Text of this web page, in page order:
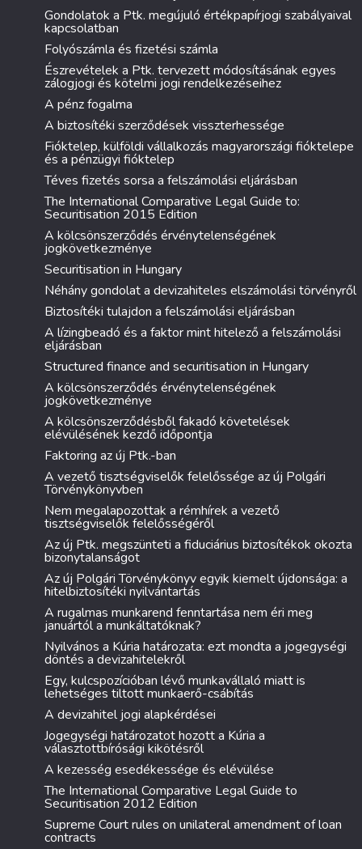
Gondolatok a Ptk. megújuló értékpapírjogi szabályaival
kapcsolatban
Folyószámla és fizetési számla
Észrevételek a Ptk. tervezett módosításának egyes
zálogjogi és kötelmi jogi rendelkezéseihez
A pénz fogalma
A biztosítéki szerződések visszterhessége
Fióktelep, külföldi vállalkozás magyarországi fióktelepe
és a pénzügyi fióktelep
Téves fizetés sorsa a felszámolási eljárásban
The International Comparative Legal Guide to:
Securitisation 2015 Edition
A kölcsönszerződés érvénytelenségének
jogkövetkezménye
Securitisation in Hungary
Néhány gondolat a devizahiteles elszámolási törvényről
Biztosítéki tulajdon a felszámolási eljárásban
A lízingbeadó és a faktor mint hitelező a felszámolási
eljárásban
Structured finance and securitisation in Hungary
A kölcsönszerződés érvénytelenségének
jogkövetkezménye
A kölcsönszerződésből fakadó követelések
elévülésének kezdő időpontja
Faktoring az új Ptk.-ban
A vezető tisztségviselők felelőssége az új Polgári
Törvénykönyvben
Nem megalapozottak a rémhírek a vezető
tisztségviselők felelősségéről
Az új Ptk. megszünteti a fiduciárius biztosítékok okozta
bizonytalanságot
Az új Polgári Törvénykönyv egyik kiemelt újdonsága: a
hitelbiztosítéki nyilvántartás
A rugalmas munkarend fenntartása nem éri meg
januártól a munkáltatóknak?
Nyilvános a Kúria határozata: ezt mondta a jogegységi
döntés a devizahitelekről
Egy, kulcspozícióban lévő munkavállaló miatt is
lehetséges tiltott munkaerő-csábítás
A devizahitel jogi alapkérdései
Jogegységi határozatot hozott a Kúria a
választottbírósági kikötésről
A kezesség esedékessége és elévülése
The International Comparative Legal Guide to
Securitisation 2012 Edition
Supreme Court rules on unilateral amendment of loan
contracts